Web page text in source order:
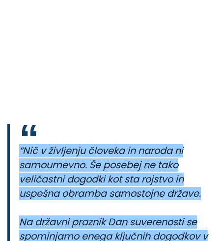
“Nič v življenju človeka in naroda ni
samoumevno. Še posebej ne tako
veličastni dogodki kot sta rojstvo in
uspešna obramba samostojne države.
Na državni praznik Dan suverenosti se
spominjamo enega ključnih dogodkov v